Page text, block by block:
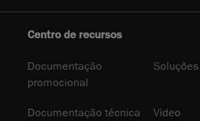
Centro de recursos
Documentação
promocional
Soluções
Documentação técnica Video